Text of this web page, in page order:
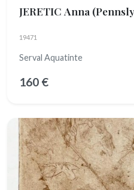
JERETIC Anna
19471
Serval Aquatinte
160 €